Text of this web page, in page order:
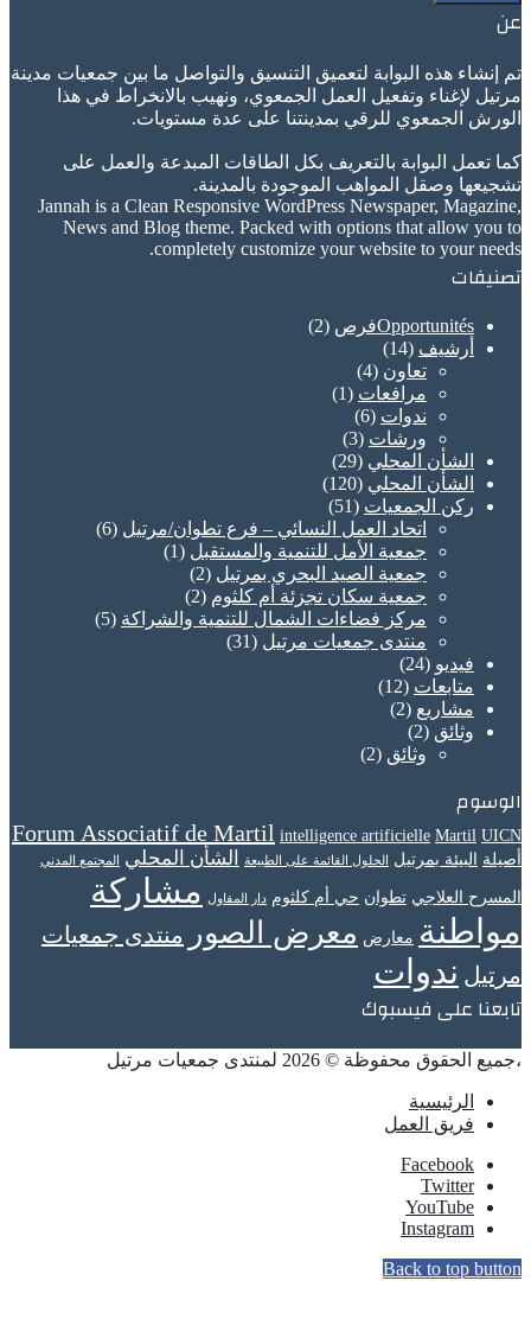
عن
تم إنشاء هذه البوابة لتعميق التنسيق والتواصل ما بين جمعيات مدينة
مرتيل لإغناء وتفعيل العمل الجمعوي، ونهيب بالانخراط في هذا
الورش الجمعوي للرقي بمدينتنا على عدة مستويات.
كما تعمل البوابة بالتعريف بكل الطاقات المبدعة والعمل على
تشجيعها وصقل المواهب الموجودة بالمدينة.
Jannah is a Clean Responsive WordPress Newspaper, Magazine,
News and Blog theme. Packed with options that allow you to
completely customize your website to your needs.
تصنيفات
Opportunitésفرص
(2)
أرشيف (14)
تعاون (4)
مرافعات (1)
ندوات (6)
ورشات (3)
الشأن المحلي (29)
الشأن المحلي (120)
ركن الجمعيات (51)
اتحاد العمل النسائي – فرع تطوان/مرتيل (6)
جمعية الأمل للتنمية والمستقبل (1)
جمعية الصيد البحري بمرتيل (2)
جمعية سكان تجزئة أم كلثوم (2)
مركز فضاءات الشمال للتنمية والشراكة (5)
منتدى جمعيات مرتيل (31)
فيديو (24)
متابعات (12)
مشاريع (2)
وثائق (2)
وثائق (2)
الوسوم
Forum Associatif de Martil intelligence artificielle Martil UICN
أصيلة البيئة بمرتيل الحلول القائمة على الطبيعة الشأن المحلي المجتمع المدني
المسرح العلاجي تطوان حي أم كلثوم دار المقاول
مشاركة
مواطنة معارض معرض الصور
منتدى جمعيات
مرتيل ندوات
تابعنا على فيسبوك
،جميع الحقوق محفوظة © 2026 لمنتدى جمعيات مرتيل
الرئيسية
فريق العمل
Facebook
Twitter
YouTube
Instagram
Back to top button